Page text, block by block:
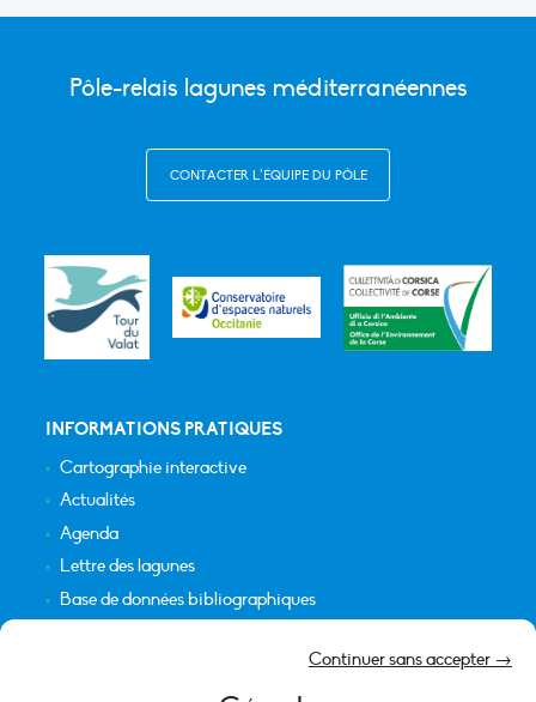
Continuer sans accepter →
Pôle-relais lagunes méditerranéennes
CONTACTER L’ÉQUIPE DU PÔLE
INFORMATIONS PRATIQUES
Cartographie interactive
Actualités
Agenda
Lettre des lagunes
Base de données bibliographiques